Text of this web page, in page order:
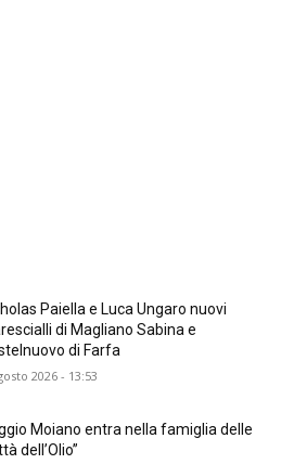
Paiella e Luca Ungaro nuovi
di Magliano Sabina e
di Farfa
2026 - 13:53
Moiano entra nella famiglia delle
dell’Olio”